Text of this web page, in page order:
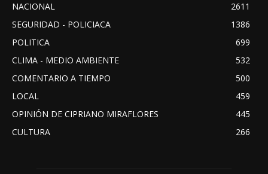
NACIONAL
2611
SEGURIDAD - POLICIACA
1386
POLITICA
699
CLIMA - MEDIO AMBIENTE
532
COMENTARIO A TIEMPO
500
LOCAL
459
OPINIÓN DE CIPRIANO MIRAFLORES
445
CULTURA
266